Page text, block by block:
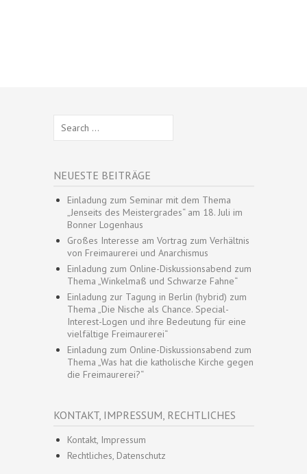
for:
NEUESTE BEITRÄGE
Einladung zum Seminar mit dem Thema
„Jenseits des Meistergrades“ am 18. Juli im
Bonner Logenhaus
Großes Interesse am Vortrag zum Verhältnis
von Freimaurerei und Anarchismus
Einladung zum Online-Diskussionsabend zum
Thema „Winkelmaß und Schwarze Fahne“
Einladung zur Tagung in Berlin (hybrid) zum
Thema „Die Nische als Chance. Special-
Interest-Logen und ihre Bedeutung für eine
vielfältige Freimaurerei“
Einladung zum Online-Diskussionsabend zum
Thema „Was hat die katholische Kirche gegen
die Freimaurerei?“
KONTAKT, IMPRESSUM, RECHTLICHES
Kontakt, Impressum
Rechtliches, Datenschutz